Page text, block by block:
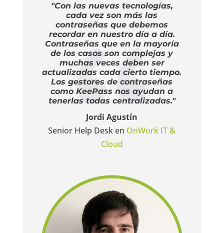
"Con las nuevas tecnologías,
cada vez son más las
contraseñas que debemos
recordar en nuestro día a día.
Contraseñas que en la mayoría
de los casos son complejas y
muchas veces deben ser
actualizadas cada cierto tiempo.
Los gestores de contraseñas
como KeePass nos ayudan a
tenerlas todas centralizadas."
Jordi Agustín
Senior Help Desk en OnWork IT &
Cloud